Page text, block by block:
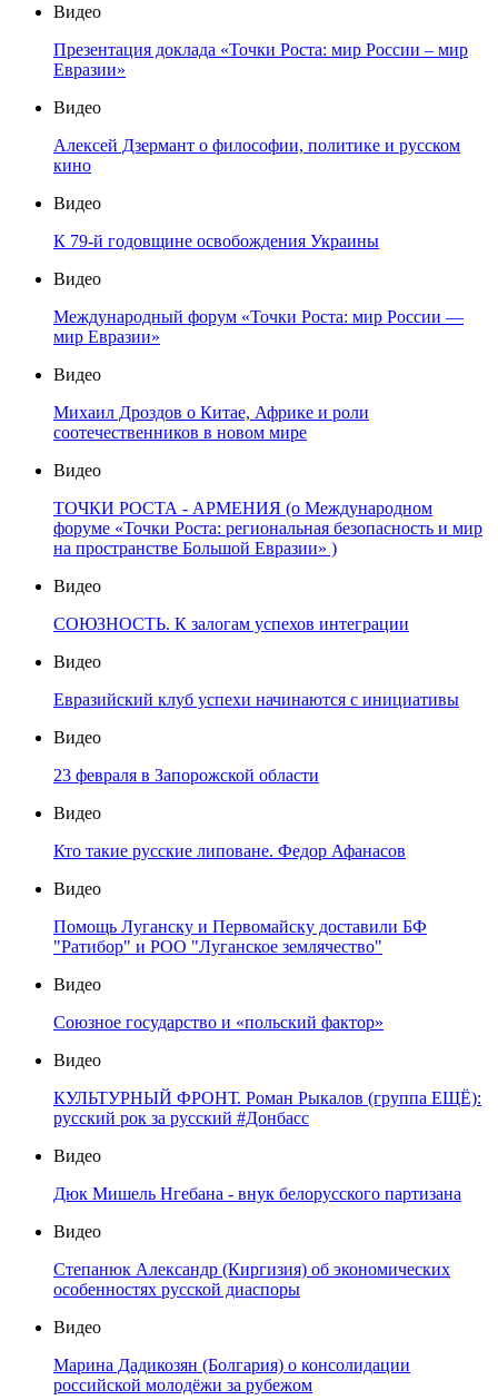
Видео
Презентация доклада «Точки Роста: мир России – мир
Евразии»
Видео
Алексей Дзермант о философии, политике и русском
кино
Видео
К 79-й годовщине освобождения Украины
Видео
Международный форум «Точки Роста: мир России —
мир Евразии»
Видео
Михаил Дроздов о Китае, Африке и роли
соотечественников в новом мире
Видео
ТОЧКИ РОСТА - АРМЕНИЯ (о Международном
форуме «Точки Роста: региональная безопасность и мир
на пространстве Большой Евразии» )
Видео
СОЮЗНОСТЬ. К залогам успехов интеграции
Видео
Евразийский клуб успехи начинаются с инициативы
Видео
23 февраля в Запорожской области
Видео
Кто такие русские липоване. Федор Афанасов
Видео
Помощь Луганску и Первомайску доставили БФ
"Ратибор" и РОО "Луганское землячество"
Видео
Союзное государство и «польский фактор»
Видео
КУЛЬТУРНЫЙ ФРОНТ. Роман Рыкалов (группа ЕЩЁ):
русский рок за русский #Донбасс
Видео
Дюк Мишель Нгебана - внук белорусского партизана
Видео
Степанюк Александр (Киргизия) об экономических
особенностях русской диаспоры
Видео
Марина Дадикозян (Болгария) о консолидации
российской молодёжи за рубежом